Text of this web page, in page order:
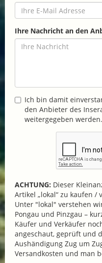
Ihre Nachricht an den
Ich bin damit
den Anbieter des
weitergegeben werden.
ACHTUNG: Dieser
Artikel „lokal“ zu kaufen /
Unter "lokal" verstehen
Pongau und Pinzgau –
Käufer und Verkäufer
angeschaut, geprüft und
Aushändigung Zug um
Versandkosten und man